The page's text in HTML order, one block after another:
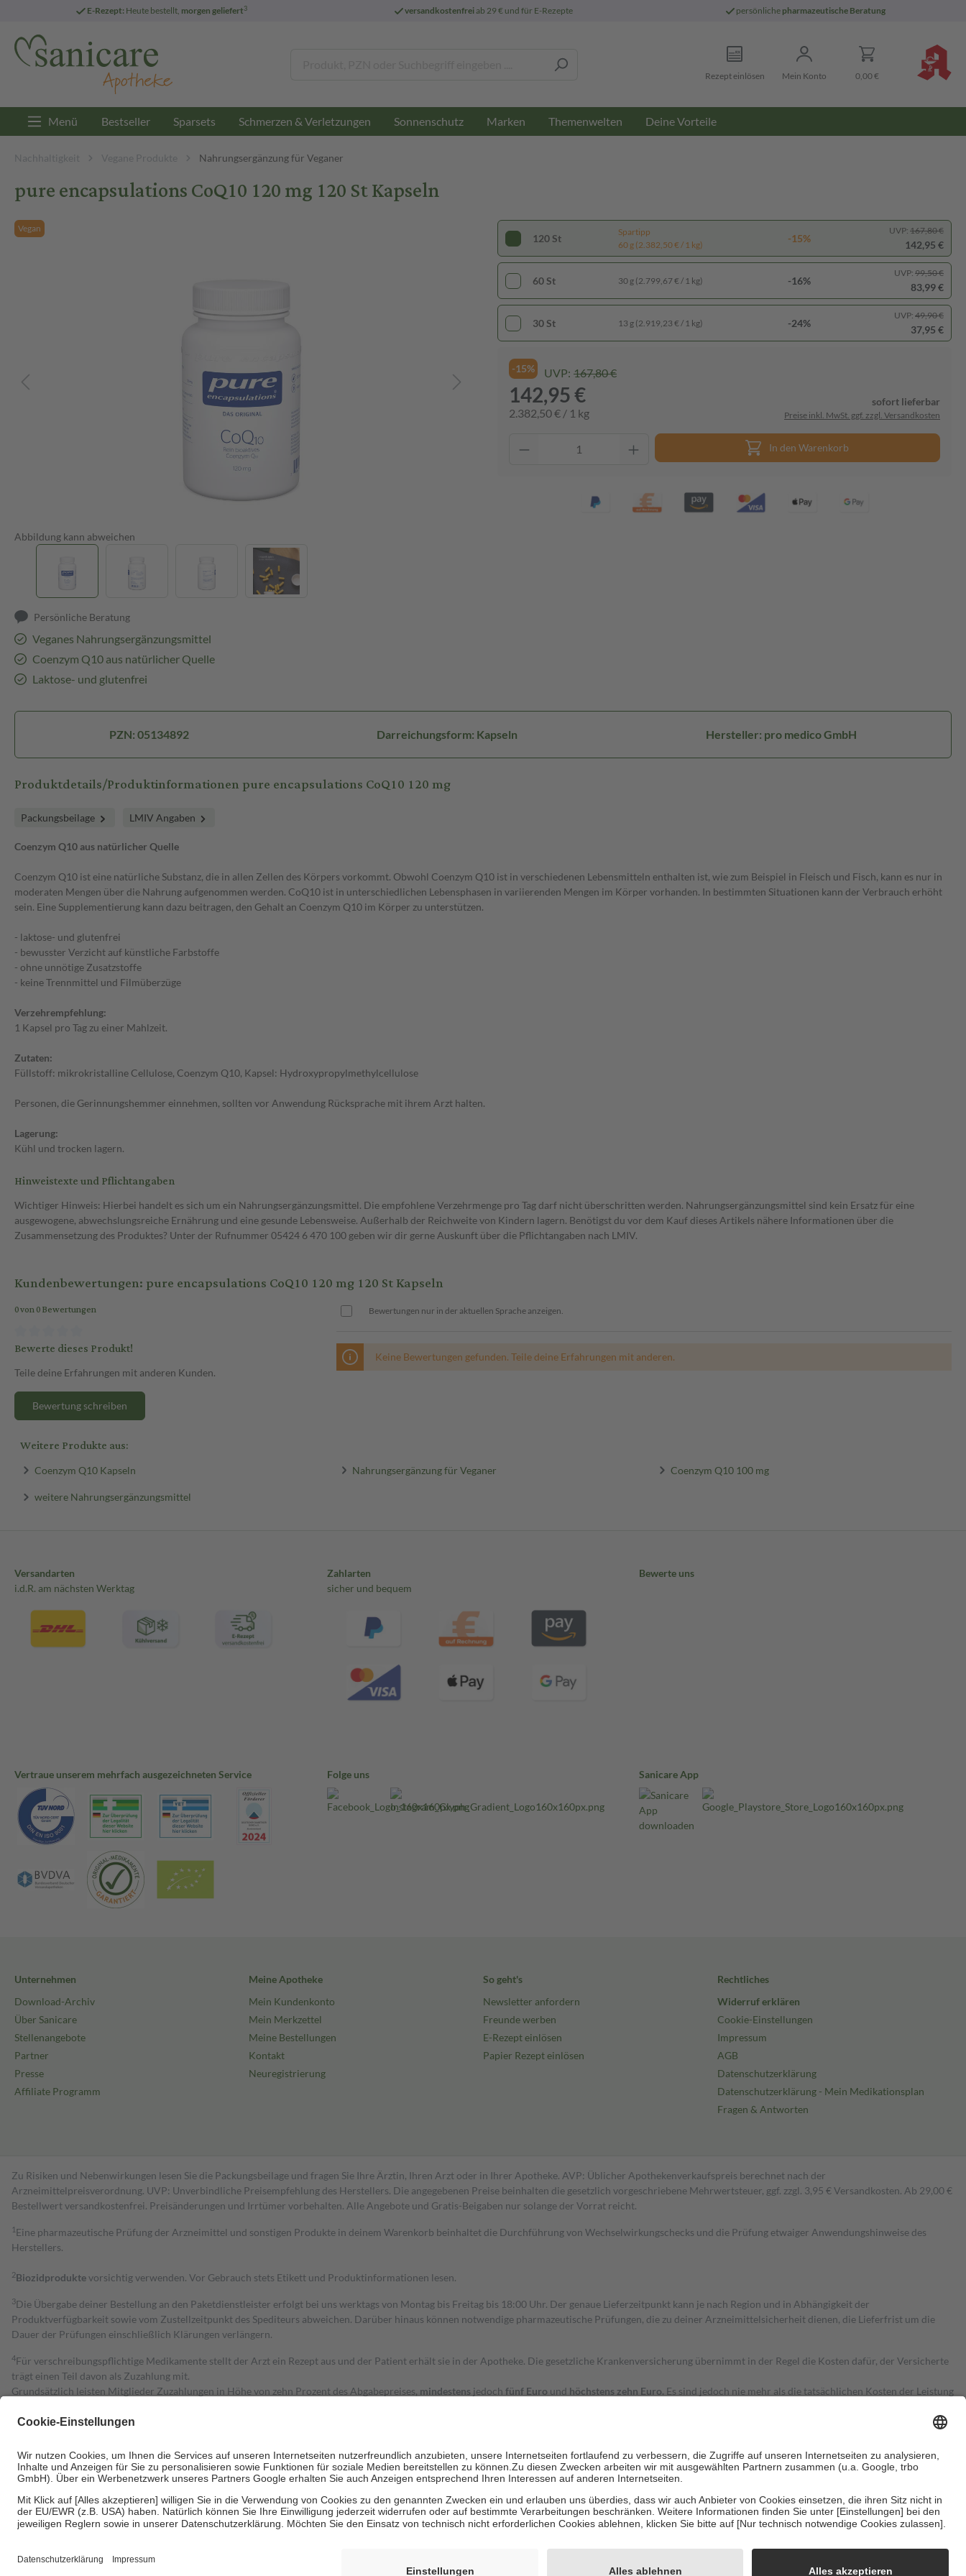
E-Rezept: Heute bestellt, morgen geliefert3 versandkostenfreiab 29 € und für E-Rezepte persönliche pharmazeutische Beratung
Rezept einlösen Mein Konto 0,00 €
Menü Bestseller Sparsets Schmerzen & Verletzungen Sonnenschutz Marken Themenwelten Deine Vorteile
Nachhaltigkeit Vegane Produkte Nahrungsergänzung für Veganer
pure encapsulations CoQ10 120 mg 120 St Kapseln
Vegan
Abbildung kann abweichen
Persönliche Beratung
Veganes Nahrungsergänzungsmittel
Coenzym Q10 aus natürlicher Quelle
Laktose- und glutenfrei
120 St
Spartipp
60 g (2.382,50 € / 1 kg)
-15%
UVP: 167,80 €
142,95 €
60 St 30 g (2.799,67 € / 1 kg) -16%
UVP: 99,50 €
83,99 €
30 St 13 g (2.919,23 € / 1 kg) -24%
UVP: 49,90 €
37,95 €
-15% UVP: 167,80 €
142,95 €
2.382,50 € / 1 kg
sofort lieferbar
Preise inkl. MwSt. ggf. zzgl. Versandkosten
In den Warenkorb
PZN: 05134892 Darreichungsform: Kapseln Hersteller: pro medico GmbH
Produktdetails/Produktinformationen pure encapsulations CoQ10 120 mg
Packungsbeilage LMIV Angaben
Coenzym Q10 aus natürlicher Quelle
Coenzym Q10 ist eine natürliche Substanz, die in allen Zellen des Körpers vorkommt. Obwohl Coenzym Q10 ist in verschiedenen Lebensmitteln enthalten ist, wie zum Beispiel in Fleisch und Fisch, kann es nur in
moderaten Mengen über die Nahrung aufgenommen werden. CoQ10 ist in unterschiedlichen Lebensphasen in variierenden Mengen im Körper vorhanden. In bestimmten Situationen kann der Verbrauch erhöht
sein. Eine Supplementierung kann dazu beitragen, den Gehalt an Coenzym Q10 im Körper zu unterstützen.
- laktose- und glutenfrei
- bewusster Verzicht auf künstliche Farbstoffe
- ohne unnötige Zusatzstoffe
- keine Trennmittel und Filmüberzüge
Verzehrempfehlung:
1 Kapsel pro Tag zu einer Mahlzeit.
Zutaten:
Füllstoff: mikrokristalline Cellulose, Coenzym Q10, Kapsel: Hydroxypropylmethylcellulose
Personen, die Gerinnungshemmer einnehmen, sollten vor Anwendung Rücksprache mit ihrem Arzt halten.
Lagerung:
Kühl und trocken lagern.
Hinweistexte und Pflichtangaben
Wichtiger Hinweis: Hierbei handelt es sich um ein Nahrungsergänzungsmittel. Die empfohlene Verzehrmenge pro Tag darf nicht überschritten werden. Nahrungsergänzungsmittel sind kein Ersatz für eine
ausgewogene, abwechslungsreiche Ernährung und eine gesunde Lebensweise. Außerhalb der Reichweite von Kindern lagern. Benötigst du vor dem Kauf dieses Artikels nähere Informationen über die
Zusammensetzung des Produktes? Unter der Rufnummer 05424 6 470 100 geben wir dir gerne Auskunft über die Pflichtangaben nach LMIV.
Kundenbewertungen: pure encapsulations CoQ10 120 mg 120 St Kapseln
0 von 0 Bewertungen
Bewerte dieses Produkt!
Teile deine Erfahrungen mit anderen Kunden.
Bewertung schreiben
Bewertungen nur in der aktuellen Sprache anzeigen.
Keine Bewertungen gefunden. Teile deine Erfahrungen mit anderen.
Weitere Produkte aus:
Coenzym Q10 Kapseln Nahrungsergänzung für Veganer Coenzym Q10 100 mg
weitere Nahrungsergänzungsmittel
Versandarten
i.d.R. am nächsten Werktag
Zahlarten
sicher und bequem
Bewerte uns
Vertraue unserem mehrfach ausgezeichneten Service Folge uns Sanicare App
Unternehmen
Download-Archiv
Über Sanicare
Stellenangebote
Partner
Presse
Affiliate Programm
Meine Apotheke
Mein Kundenkonto
Mein Merkzettel
Meine Bestellungen
Kontakt
Neuregistrierung
So geht's
Newsletter anfordern
Freunde werben
E-Rezept einlösen
Papier Rezept einlösen
Rechtliches
Widerruf erklären
Cookie-Einstellungen
Impressum
AGB
Datenschutzerklärung
Datenschutzerklärung - Mein Medikationsplan
Fragen & Antworten
Zu Risiken und Nebenwirkungen lesen Sie die Packungsbeilage und fragen Sie Ihre Ärztin, Ihren Arzt oder in Ihrer Apotheke. AVP: Üblicher Apothekenverkaufspreis berechnet nach der
Arzneimittelpreisverordnung. UVP: Unverbindliche Preisempfehlung des Herstellers. Die angegebenen Preise beinhalten die gesetzlich vorgeschriebene Mehrwertsteuer, ggf. zzgl. 3,95 € Versandkosten. Ab 29,00 €
Bestell­wert versand­kosten­frei. Preisänderungen und Irrtümer vorbehalten. Alle Angebote und Gratis-Beigaben nur solange der Vorrat reicht.
1 Eine pharmazeutische Prüfung der Arzneimittel und sonstigen Produkte in deinem Warenkorb beinhaltet die Durchführung von Wechselwirkungschecks und die Prüfung etwaiger Anwendungshinweise des
Herstellers.
2Biozidproduktevorsichtig verwenden. Vor Gebrauch stets Etikett und Produktinformationen lesen.
3Die Übergabe deiner Bestellung an den Paketdienstleister erfolgt bei uns werktags von Montag bis Freitag bis 18:00 Uhr. Der genaue Lieferzeitpunkt kann je nach Region und in Abhängigkeit der
Produktverfügbarkeit sowie vom Zustellzeitpunkt des Spediteurs abweichen. Darüber hinaus können notwendige pharmazeutische Prüfungen, die zu deiner Arzneimittelsicherheit dienen, die Lieferfrist um die
Dauer der Prüfungen einschließlich Klärungen verlängern.
4Für verschreibungspflichtige Medikamente stellt der Arzt ein Rezept aus und der Patient erhält sie in der Apotheke. Die gesetzliche Krankenversicherung übernimmt in der Regel die Kosten dafür, der Versicherte
trägt einen Teil davon als Zuzahlung mit.
Grundsätzlich leisten Mitglieder Zuzahlungen in Höhe von zehn Prozent des Abgabepreises, mindestens jedoch fünf Euro und höchstens zehn Euro. Es sind jedoch nie mehr als die tatsächlichen Kosten der Leistung
Diese Regeln gelten grundsätzlich auch für Online-Apotheken.
Um das Engagement der Versicherten für ihre eigene Gesundheit zu stärken und die besondere Stellung der Familie zu unterstützen, fallenkeine Zuzahlungen an bei:
• Kindern und Jugendlichen bis zum vollendeten 18. Lebensjahr mit Ausnahme der Fahrkosten
• Untersuchungen zur Vorsorge und Früherkennung, die von der GKV getragen werden
• empfohlenen Schutzimpfungen
• Harn- und Blutteststreifen
Informationen findest du hier: https://help.etrusted.com/hc/de/articles/4419944605341